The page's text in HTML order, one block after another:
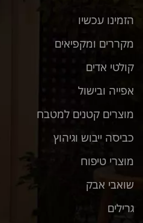
הזמינו עכשיו
מקררים ומקפיאים
קולטי אדים
אפייה ובישול
מוצרים קטנים למטבח
כביסה ייבוש וגיהוץ
מוצרי טיפוח
שואבי אבק
גרילים